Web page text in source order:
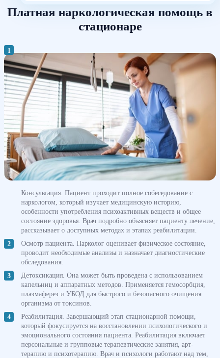
Платная наркологическая помощь в
стационаре
Консультация. Пациент проходит полное собеседование с
наркологом, который изучает медицинскую историю,
особенности употребления психоактивных веществ и общее
состояние здоровья. Врач подробно объясняет пациенту лечение,
рассказывает о доступных методах и этапах реабилитации.
Осмотр пациента. Нарколог оценивает физическое состояние,
проводит необходимые анализы и назначает диагностические
обследования.
Детоксикация. Она может быть проведена с использованием
капельниц и аппаратных методов. Применяется гемосорбция,
плазмаферез и УБОД для быстрого и безопасного очищения
организма от токсинов.
Реабилитация. Завершающий этап стационарной помощи,
который фокусируется на восстановлении психологического и
эмоционального состояния пациента. Реабилитация включает
персональные и групповые терапевтические занятия, арт-
терапию и психотерапию. Врач и психологи работают над тем,